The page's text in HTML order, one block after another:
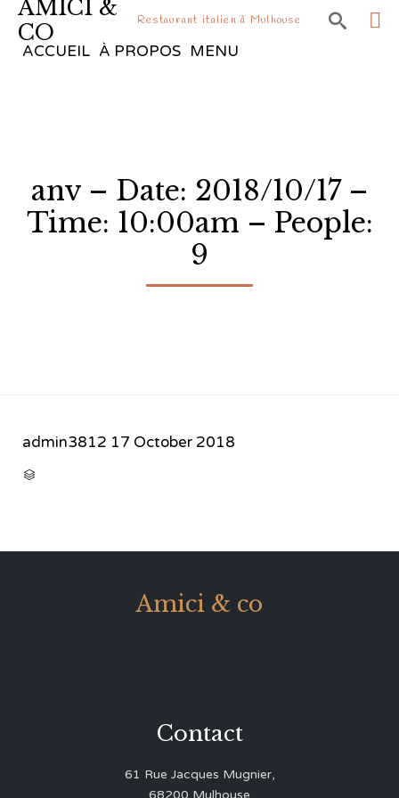
AMICI &
CO
Restaurant italien à Mulhouse 
ACCUEIL À PROPOS MENU
anv – Date: 2018/10/17 –
Time: 10:00am – People:
9
admin3812 17 October 2018

Amici & co
Contact
61 Rue Jacques Mugnier,